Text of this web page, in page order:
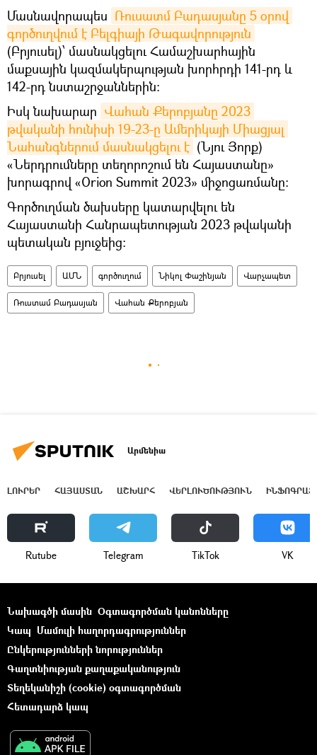
Մասնավորապես Ռուսատմ Բադասյանը 5 օրով
գործուղվում է Բելգիայի Թագավորություն
(Բրյուսել)՝ մասնակցելու Համաշխարհային
մաքսային կազմակերպության խորհրդի 141-րդ և
142-րդ նստաշրջաններին։
Իսկ նախարար Վահան Քերոբյանը 2023
թվականի հունիսի 19-23-ը Ամերիկայի Միացյալ
Նահանգներում մասնակցելու է (Նյու Յորք)
«Ներդրումները տեղորոշում են Հայաստանը»
խորագրով «Orion Summit 2023» միջոցառմանը:
Գործուղման ծախսերը կատարվելու են
Հայաստանի Հանրապետության 2023 թվականի
պետական բյուջեից։
Բրյուսել ԱՄՆ գործուղում Նիկոլ Փաշինյան Վարչապետ
Ռուստամ Բադասյան Վահան Քերոբյան
Արմենիա
ԼՈՒՐԵՐ ՀԱՅԱՍՏԱՆ ԱՇԽԱՐՀ ՎԵՐԼՈՒԾՈՒԹՅՈՒՆ
Rutube Telegram ТikТоk VK
Նախագծի մասին Օգտագործման կանոնները
Կապ Մամուլի հաղորդագրություններ
Ընկերությունների նորություններ
Գաղտնիության քաղաքականություն
Տեղեկանիշի (cookie) օգտագործման
Հետադարձ կապ